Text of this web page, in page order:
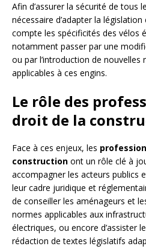
Afin d’assurer la sécurité de tous
nécessaire d’adapter la
compte les spécificités des vélos
notamment passer par une
ou par l’introduction de nouvelles
applicables à ces engins.
Le rôle des
droit de la
Face à ces enjeux, les
construction ont un rôle clé à
accompagner les acteurs publics
leur cadre juridique et
de conseiller les aménageurs et
normes applicables aux
électriques, ou encore d’assister
rédaction de textes législatifs